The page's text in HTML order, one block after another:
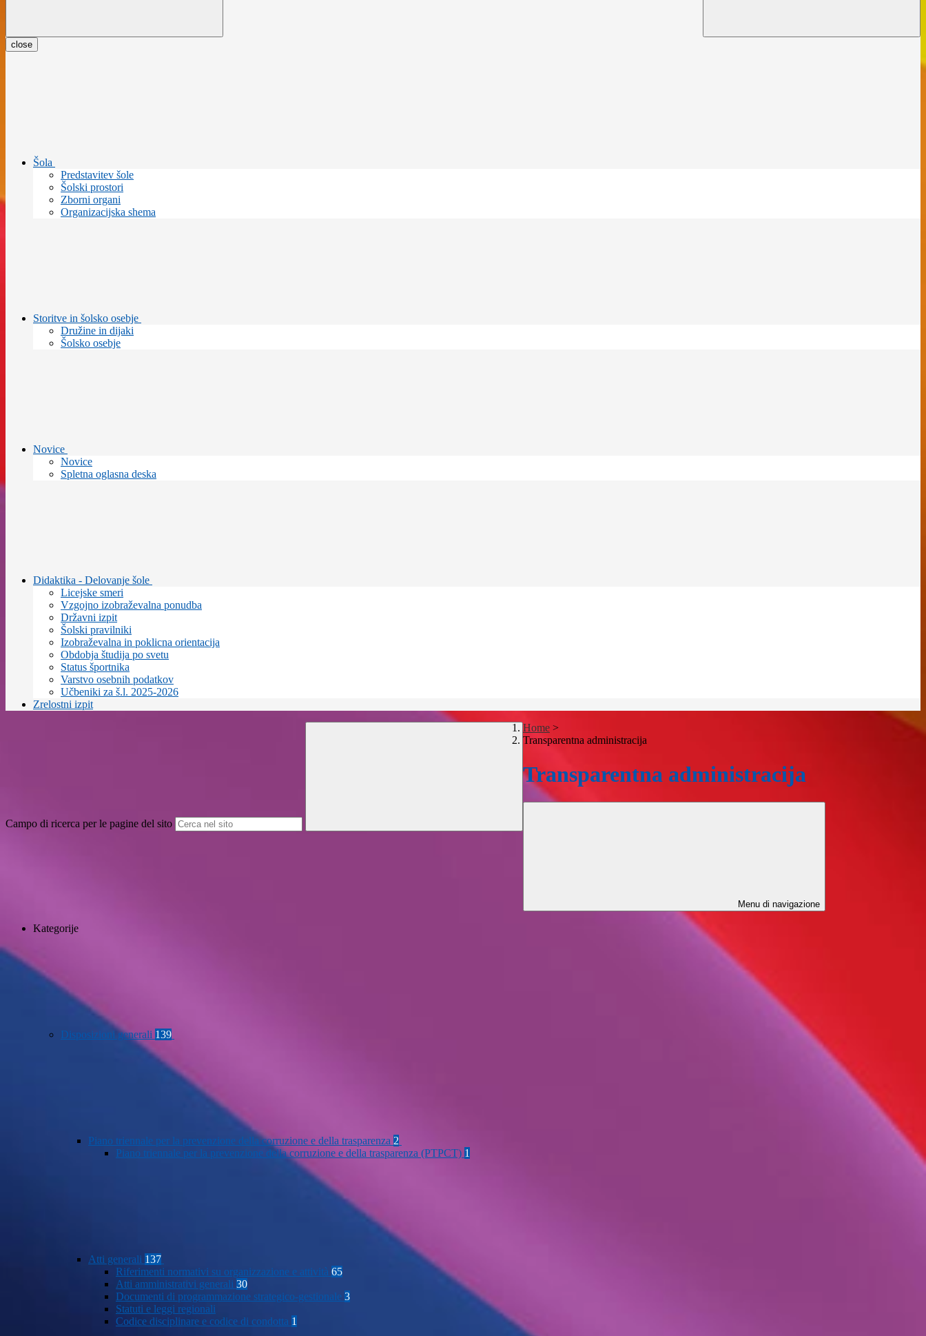
close
Šola
Predstavitev šole
Šolski prostori
Zborni organi
Organizacijska shema
Storitve in šolsko osebje
Družine in dijaki
Šolsko osebje
Novice
Novice
Spletna oglasna deska
Didaktika - Delovanje šole
Licejske smeri
Vzgojno izobraževalna ponudba
Državni izpit
Šolski pravilniki
Izobraževalna in poklicna orientacija
Obdobja študija po svetu
Status športnika
Varstvo osebnih podatkov
Učbeniki za š.l. 2025-2026
Zrelostni izpit
Campo di ricerca per le pagine del sito
Home >
Transparentna administracija
Transparentna administracija
Menu di navigazione
Kategorije
Disposizioni generali 139
Piano triennale per la prevenzione della corruzione e della trasparenza 2
Piano triennale per la prevenzione della corruzione e della trasparenza (PTPCT) 1
Atti generali 137
Riferimenti normativi su organizzazione e attività 65
Atti amministrativi generali 30
Documenti di programmazione strategico-gestionale 3
Statuti e leggi regionali
Codice disciplinare e codice di condotta 1